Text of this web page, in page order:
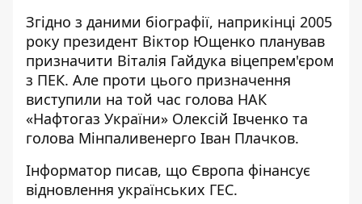
Згідно з даними біографії, наприкінці 2005
року президент Віктор Ющенко планував
призначити Віталія Гайдука віцепрем'єром
з ПЕК. Але проти цього призначення
виступили на той час голова НАК
«Нафтогаз України» Олексій Івченко та
голова Мінпаливенерго Іван Плачков.
Інформатор писав, що Європа фінансує
відновлення українських ГЕС.